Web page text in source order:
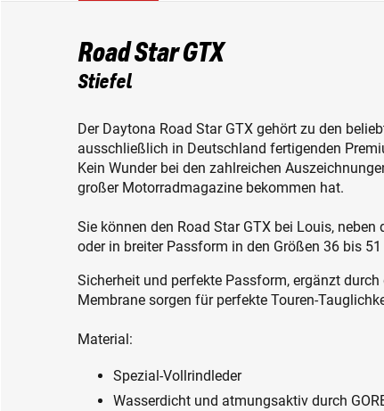
Road Star GTX
Stiefel
Der Daytona Road Star GTX gehört zu den
ausschließlich in Deutschland fertigenden
Kein Wunder bei den zahlreichen
großer Motorradmagazine bekommen hat.
Sie können den Road Star GTX bei Louis,
oder in breiter Passform in den Größen 36 bis
Sicherheit und perfekte Passform, ergänzt durch
Membrane sorgen für perfekte Touren-
Material:
Spezial-Vollrindleder
Wasserdicht und atmungsaktiv durch